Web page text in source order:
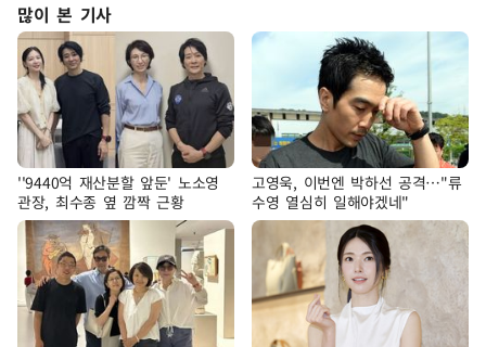
많이 본 기사
''9440억 재산분할 앞둔' 노소영
관장, 최수종 옆 깜짝 근황
고영욱, 이번엔 박하선 공격…"류
수영 열심히 일해야겠네"